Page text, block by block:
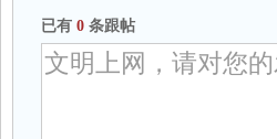
已有 0 条跟帖